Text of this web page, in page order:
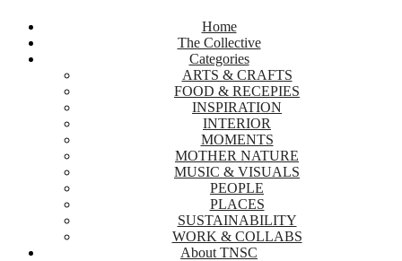
Home
The Collective
Categories
ARTS & CRAFTS
FOOD & RECEPIES
INSPIRATION
INTERIOR
MOMENTS
MOTHER NATURE
MUSIC & VISUALS
PEOPLE
PLACES
SUSTAINABILITY
WORK & COLLABS
About TNSC